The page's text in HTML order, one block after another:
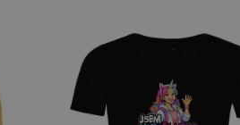
Přizpůsobitelný motiv